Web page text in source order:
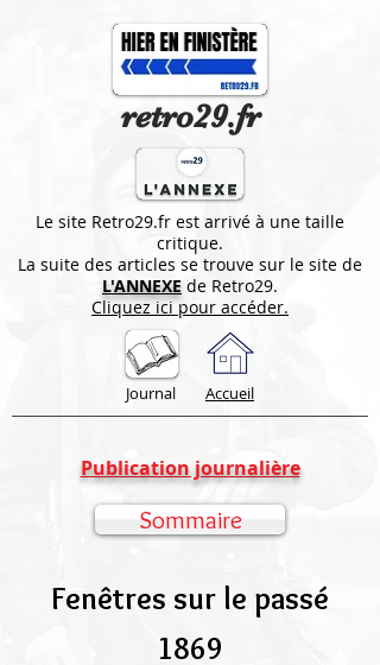
retro29.fr
Le site Retro29.fr est arrivé à une taille
critique.
La suite des articles se trouve sur le site de
L'ANNEXE de Retro29.
Cliquez ici pour accéder.
Journal Accueil
Publication journalière
Fenêtres sur le passé
1869
Sommaire